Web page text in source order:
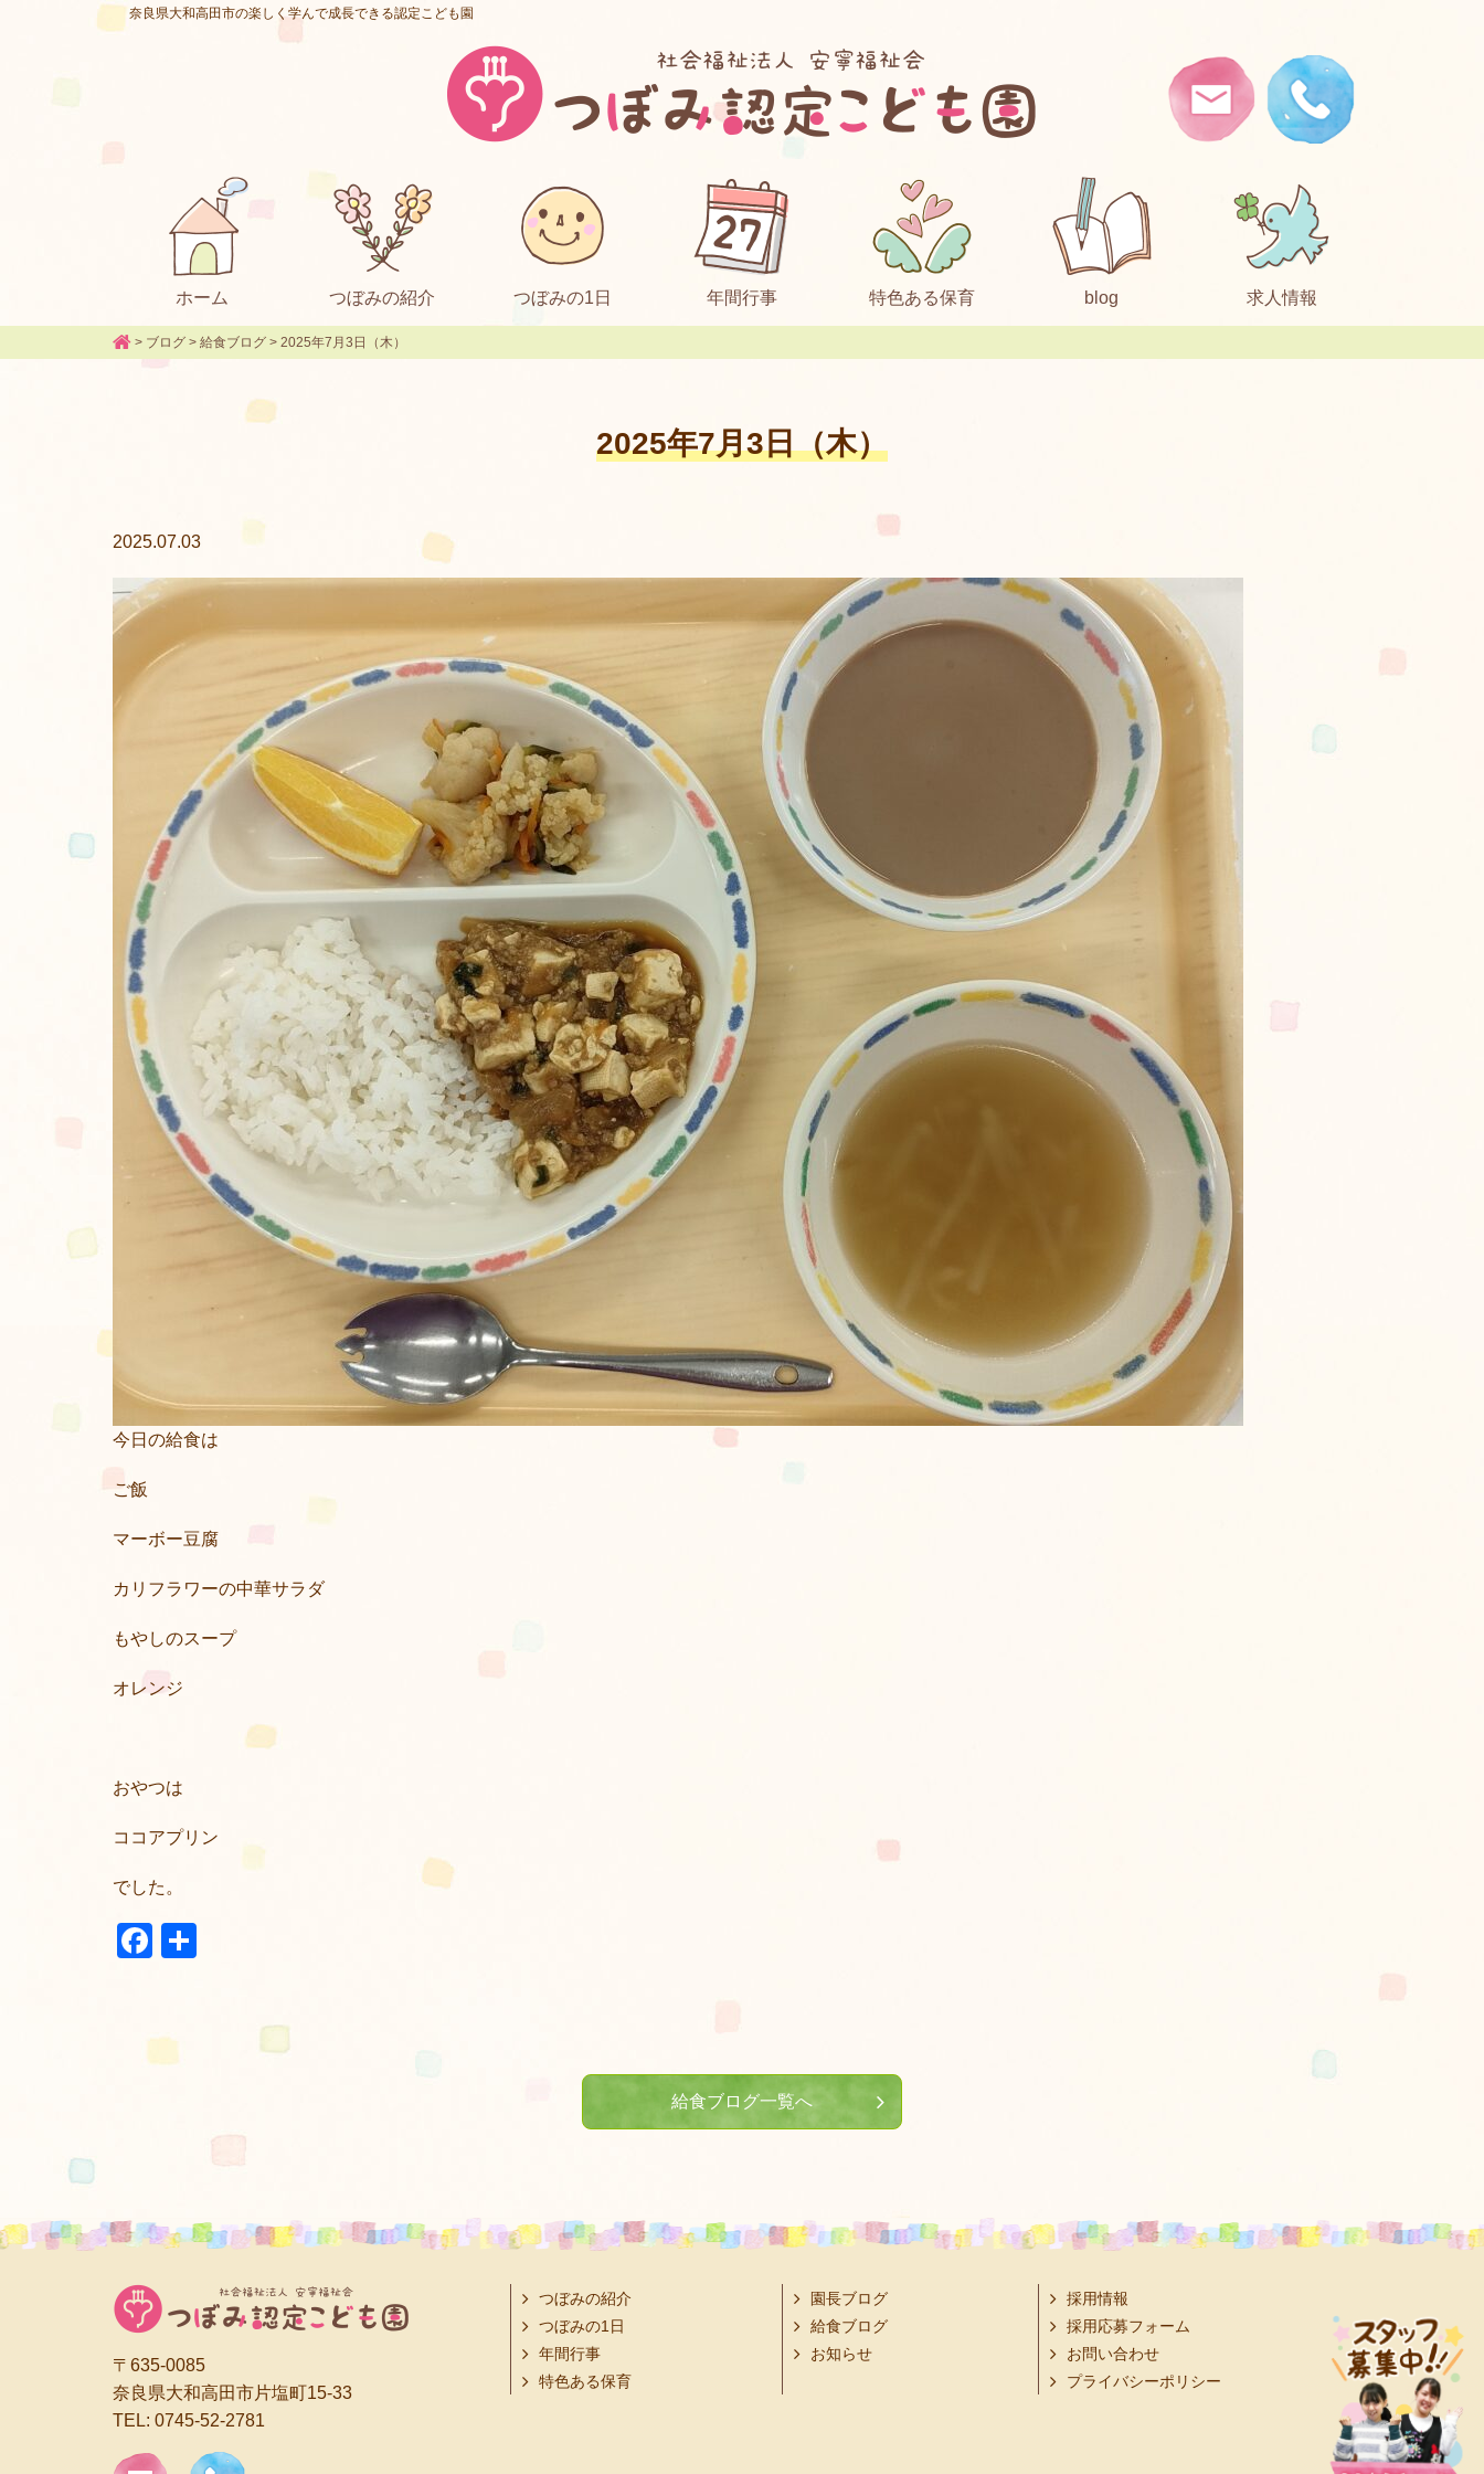
奈良県大和高田市の楽しく学んで成長できる認定こども園
ホーム つぼみの紹介 つぼみの1日 年間行事 特色ある保育 blog 求人情報
> ブログ > 給食ブログ > 2025年7月3日（木）
2025年7月3日（木）
2025.07.03
今日の給食は
ご飯
マーボー豆腐
カリフラワーの中華サラダ
もやしのスープ
オレンジ
おやつは
ココアプリン
でした。
Facebook
給食ブログ一覧へ
〒635-0085
奈良県大和高田市片塩町15-33
TEL: 0745-52-2781
つぼみの紹介
つぼみの1日
年間行事
特色ある保育
園長ブログ
給食ブログ
お知らせ
採用情報
採用応募フォーム
お問い合わせ
プライバシーポリシー